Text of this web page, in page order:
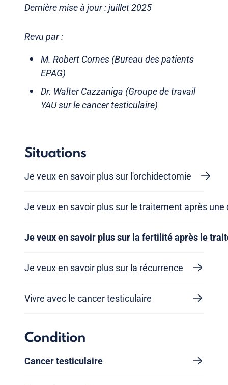
Dernière mise à jour : juillet 2025
Revu par :
M. Robert Cornes (Bureau des patients
EPAG)
Dr. Walter Cazzaniga (Groupe de travail
YAU sur le cancer testiculaire)
Situations
Je veux en savoir plus sur l'orchidectomie
Je veux en savoir plus sur le traitement après
Je veux en savoir plus sur la fertilité après le
Je veux en savoir plus sur la récurrence
Vivre avec le cancer testiculaire
Condition
Cancer testiculaire